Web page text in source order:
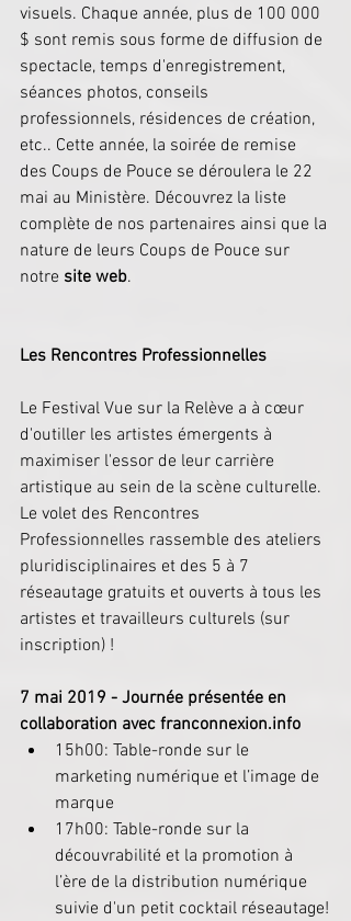
visuels. Chaque année, plus de 100 000
$ sont remis sous forme de diffusion de
spectacle, temps d'enregistrement,
séances photos, conseils
professionnels, résidences de création,
etc.. Cette année, la soirée de remise
des Coups de Pouce se déroulera le 22
mai au Ministère. Découvrez la liste
complète de nos partenaires ainsi que la
nature de leurs Coups de Pouce sur
notre site web.
Les Rencontres Professionnelles
Le Festival Vue sur la Relève a à cœur
d'outiller les artistes émergents à
maximiser l'essor de leur carrière
artistique au sein de la scène culturelle.
Le volet des Rencontres
Professionnelles rassemble des ateliers
pluridisciplinaires et des 5 à 7
réseautage gratuits et ouverts à tous les
artistes et travailleurs culturels (sur
inscription) !
7 mai 2019 - Journée présentée en
collaboration avec franconnexion.info
15h00: Table-ronde sur le
marketing numérique et l’image de
marque
17h00: Table-ronde sur la
découvrabilité et la promotion à
l’ère de la distribution numérique
suivie d'un petit cocktail réseautage!